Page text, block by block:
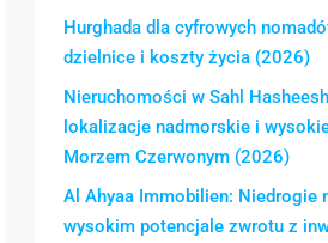
Hurghada dla cyfrowych
dzielnice i koszty życia (2026)
Nieruchomości w Sahl
lokalizacje nadmorskie i
Morzem Czerwonym (2026)
Al Ahyaa Immobilien: Niedrogie
wysokim potencjale zwrotu z